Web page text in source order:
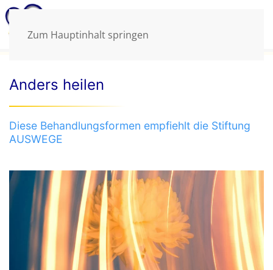
Zum Hauptinhalt springen
Anders heilen
Diese Behandlungsformen empfiehlt die Stiftung
AUSWEGE